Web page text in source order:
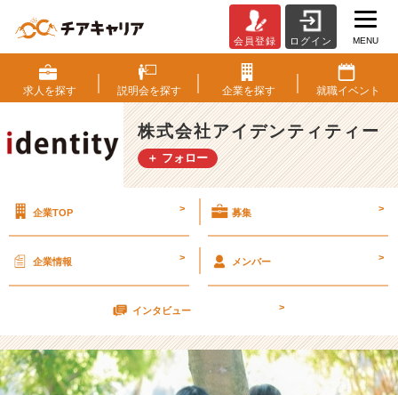
校
生
に
授
業
を
ま
【株
式
社
ア
イ
会員登録 ログイン MENU
求人を探す 説明会を探す 企業を探す 就職イベント
株式会社アイデンティティー
＋ フォロー
企業TOP > 募集 >
企業情報 > メンバー >
インタビュー >